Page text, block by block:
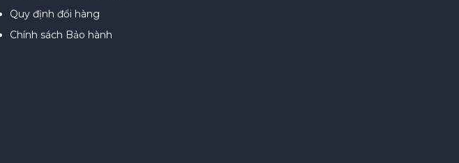
Quy định đổi hàng
Chính sách Bảo hành